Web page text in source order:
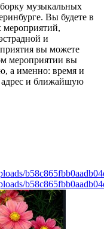
музыкальных
Вы будете в
мероприятий,
и
вы можете
мероприятии вы
а именно: время и
адрес и ближайшую